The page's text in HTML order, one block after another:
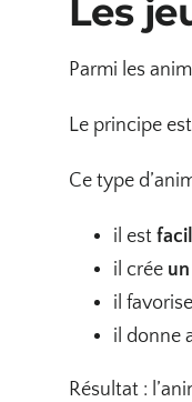
Les
Parmi les
Le principe
Ce type
il est
il crée
il favorise
il donne
Résultat :